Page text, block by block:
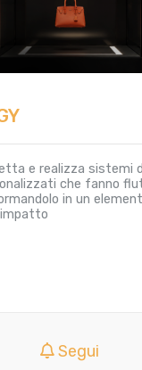
e realizza sistemi
che fanno
in un
Segui